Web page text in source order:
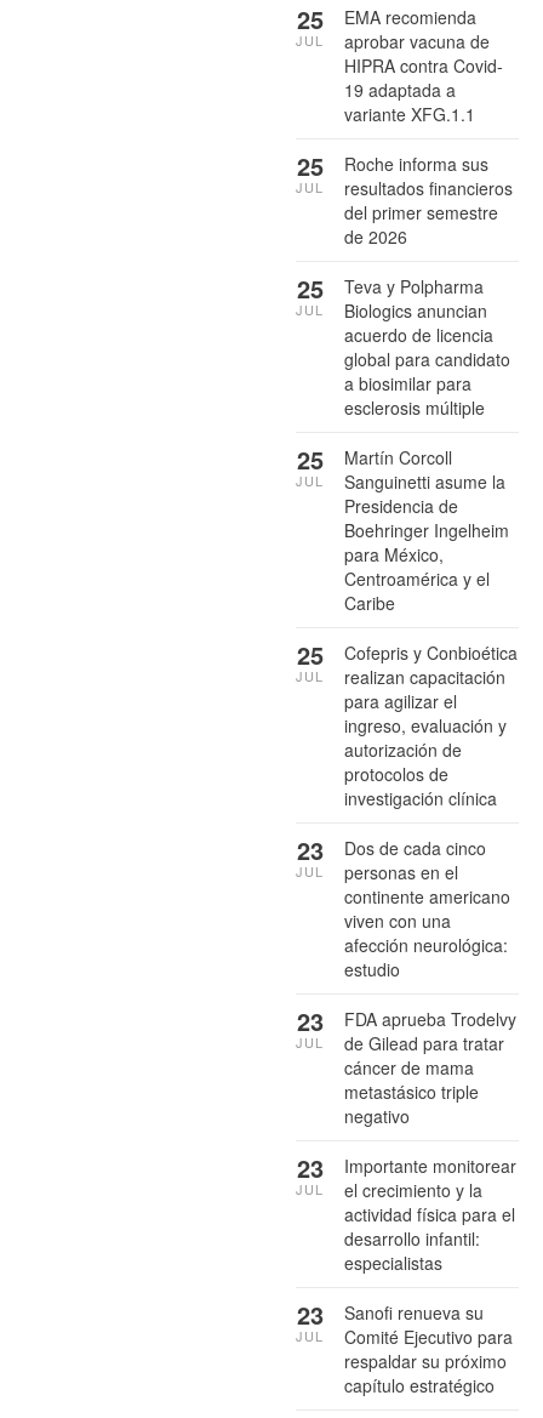
EMA recomienda
aprobar vacuna de
HIPRA contra Covid-
19 adaptada a
variante XFG.1.1
25
JUL
Roche informa sus
resultados financieros
del primer semestre
de 2026
25
JUL
Teva y Polpharma
Biologics anuncian
acuerdo de licencia
global para candidato
a biosimilar para
esclerosis múltiple
25
JUL
Martín Corcoll
Sanguinetti asume la
Presidencia de
Boehringer Ingelheim
para México,
Centroamérica y el
Caribe
25
JUL
Cofepris y Conbioética
realizan capacitación
para agilizar el
ingreso, evaluación y
autorización de
protocolos de
investigación clínica
25
JUL
Dos de cada cinco
personas en el
continente americano
viven con una
afección neurológica:
estudio
23
JUL
FDA aprueba Trodelvy
de Gilead para tratar
cáncer de mama
metastásico triple
negativo
23
JUL
Importante monitorear
el crecimiento y la
actividad física para el
desarrollo infantil:
especialistas
23
JUL
Sanofi renueva su
Comité Ejecutivo para
respaldar su próximo
capítulo estratégico
23
JUL